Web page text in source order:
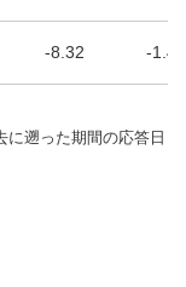
-8.32 -1.40
遡った期間の応答日